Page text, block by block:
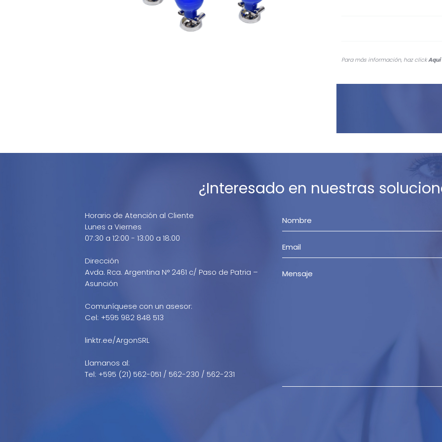
Para más información, haz clickAqui
¿Interesado en nuestras
Horario de Atención al Cliente
Lunes a Viernes
07:30 a 12:00 - 13:00 a 18:00
Dirección
Avda. Rca. Argentina N° 2461 c/ Paso de Patria –
Asunción
Comuníquese con un asesor:
Cel: +595 982 848 513
linktr.ee/ArgonSRL
Llamanos al:
Tel: +595 (21) 562-051 / 562-230 / 562-231